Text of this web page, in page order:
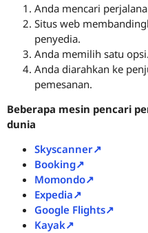
Anda mencari
Situs web
penyedia.
Anda memilih satu opsi.
Anda diarahkan ke
pemesanan.
Beberapa mesin pencari
dunia
Skyscanner↗
Booking↗
Momondo↗
Expedia↗
Google Flights↗
Kayak↗